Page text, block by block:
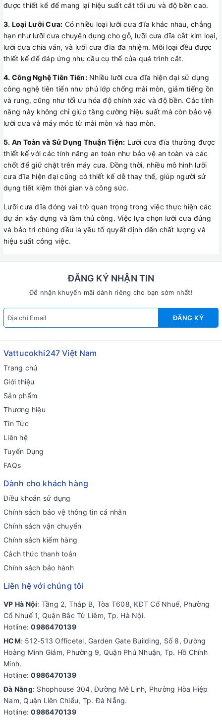
được thiết kế để mang lại hiệu suất cắt tối ưu và độ bền cao.
3. Loại Lưỡi Cưa: Có nhiều loại lưỡi cưa đĩa khác nhau, chẳng
hạn như lưỡi cưa chuyên dụng cho gỗ, lưỡi cưa đĩa cắt kim loại,
lưỡi cưa chia ván, và lưỡi cưa đĩa đa nhiệm. Mỗi loại đều được
thiết kế để đáp ứng nhu cầu cụ thể của quá trình cắt.
4. Công Nghệ Tiên Tiến:Nhiều lưỡi cưa đĩa hiện đại sử dụng
công nghệ tiên tiến như phủ lớp chống mài mòn, giảm tiếng ồn
và rung, cũng như tối ưu hóa độ chính xác và độ bền. Các tính
năng này không chỉ giúp tăng cường hiệu suất mà còn bảo vệ
lưỡi cưa và máy móc từ mài mòn và hao mòn.
5. An Toàn và Sử Dụng Thuận Tiện: Lưỡi cưa đĩa thường được
thiết kế với các tính năng an toàn như bảo vệ an toàn và các
chốt để giữ chặt trên máy cưa. Đồng thời, nhiều mô hình lưỡi
cưa đĩa hiện đại cũng có thiết kế dễ thay thế, giúp người sử
dụng tiết kiệm thời gian và công sức.
Lưỡi cưa đĩa đóng vai trò quan trọng trong việc thực hiện các
dự án xây dựng và làm thủ công. Việc lựa chọn lưỡi cưa đúng
và bảo trì chúng đều là yếu tố quyết định đến chất lượng và
hiệu suất công việc.
ĐĂNG KÝ NHẬN TIN
Để nhận khuyến mãi dành riêng cho bạn sớm nhất!
ĐĂNG KÝ
Vattucokhi247 Việt Nam
Trang chủ
Giới thiệu
Sản phẩm
Thương hiệu
Tin Tức
Liên hệ
Tuyển Dụng
FAQs
Dành cho khách hàng
Điều khoản sử dụng
Chính sách bảo vệ thông tin cá nhân
Chính sách vận chuyển
Chính sách kiểm hàng
Cách thức thanh toán
Chính sách bảo hành
Liên hệ với chúng tôi
VP Hà Nội: Tầng 2, Tháp B, Tòa T608, KĐT Cổ Nhuế, Phường
Cổ Nhuế 1, Quận Bắc Từ Liêm, Tp. Hà Nội.
Hotline:0986470139
HCM: 512-513 Officetel, Garden Gate Building, Số 8, Đường
Hoàng Minh Giám, Phường 9, Quận Phú Nhuận, Tp. Hồ Chính
Minh.
Hotline:0986470139
Đà Nẵng: Shophouse 304, Đường Mê Linh, Phường Hòa Hiệp
Nam, Quận Liên Chiểu, Tp. Đà Nẵng.
Hotline:0986470139